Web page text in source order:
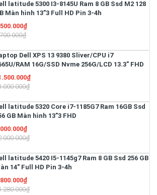
latitude 5300 I3-8145U Ram 8 GB Ssd M2 128
Màn hình 13”3 Full HD Pin 3-4h
Dell XPS 13 9380 Sliver/CPU i7
RAM 16G/SSD Nvme 256G/LCD 13.3" FHD
4 Cell 51W/Hệ điều hành Win 11 bản
latitude 5320 Core i7-1185G7 Ram 16GB Ssd
GB Màn hình 13”3 FHD
latitude 5420 I5-1145g7 Ram 8 GB Ssd 256 GB
14" Full HD Pin 3-4h